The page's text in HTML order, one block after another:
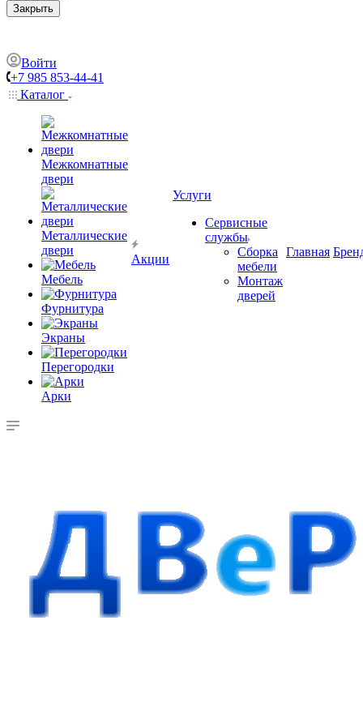
Закрыть
Войти
+7 985 853-44-41
Каталог
Межкомнатные
двери
Металлические
двери
Мебель
Фурнитура
Экраны
Перегородки
Арки
Акции
Услуги
Сервисные
службы
Сборка
мебели
Монтаж
дверей
Главная